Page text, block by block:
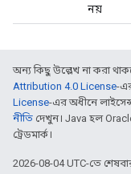
নয়
অন্য কিছু উল্লেখ না করা
Attribution 4.0 License-
License-এর অধীনে
নীতি দেখুন। Java হল
ট্রেডমার্ক।
2026-08-04 UTC-তে